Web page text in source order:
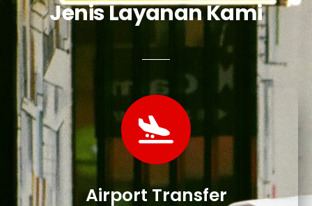
Jenis Layanan Kami
Airport Transfer